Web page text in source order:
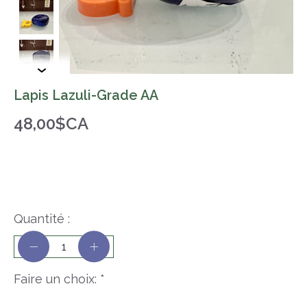
Lapis Lazuli-Grade AA
48,00$CA
Faire un choix: *
Quantité :